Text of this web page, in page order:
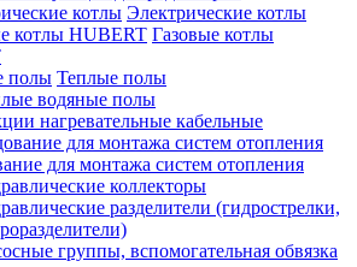
Электрические котлы
Газовые котлы
Теплые полы
водяные полы
нагревательные кабельные
для монтажа систем отопления
коллекторы
разделители (гидрострелки,
группы, вспомогательная обвязка